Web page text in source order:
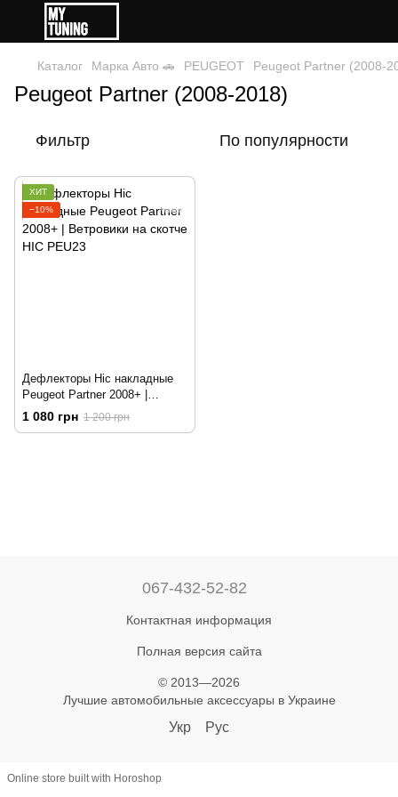
Каталог Марка Авто 🚗 PEUGEOT Peugeot Partner (2008-
Peugeot Partner (2008-2018)
Фильтр По популярности
ХИТ
−10%
Дефлекторы Hic накладные
Peugeot Partner 2008+ |
Ветровики на скотче HIC
1 080 грн 1 200 грн
067-432-52-82
Контактная информация
Полная версия сайта
© 2013—2026
Лучшие автомобильные аксессуары в Украине
Укр Рус
Online store built with Horoshop